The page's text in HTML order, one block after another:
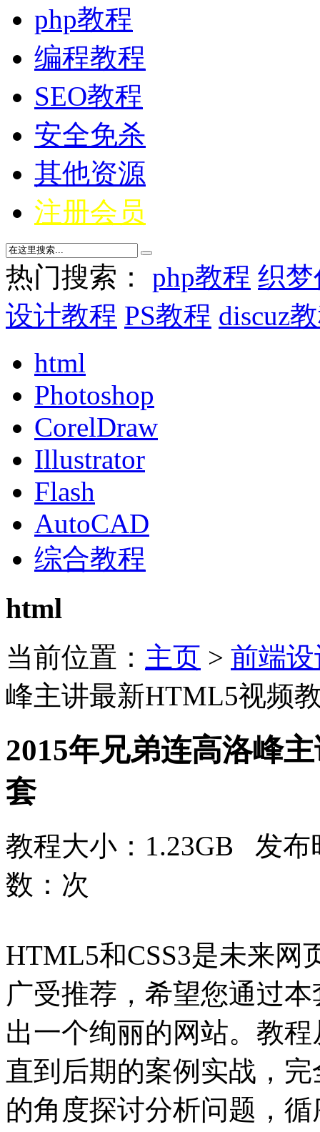
php教程
编程教程
SEO教程
安全免杀
其他资源
注册会员
热门搜索： php教程 织
设计教程 PS教程 discuz
html
Photoshop
CorelDraw
Illustrator
Flash
AutoCAD
综合教程
html
当前位置： 主页 > 前端
峰主讲最新HTML5视频
2015年兄弟连高洛峰
套
教程大小：1.23GB 发
数： 次
HTML5和CSS3是未来网
广受推荐，希望您通过
出一个绚丽的网站。教
直到后期的案例实战，
的角度探讨分析问题，